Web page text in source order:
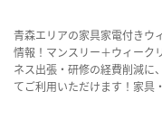
青森エリアの家具家電付きウ
情報！マンスリー＋ウィーク
ネス出張・研修の経費削減に
てご利用いただけます！家具